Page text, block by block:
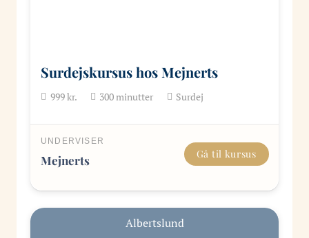
Surdejskursus hos Mejnerts
999kr. 300minutter Surdej
UNDERVISER
Mejnerts Gå til kursus
Albertslund